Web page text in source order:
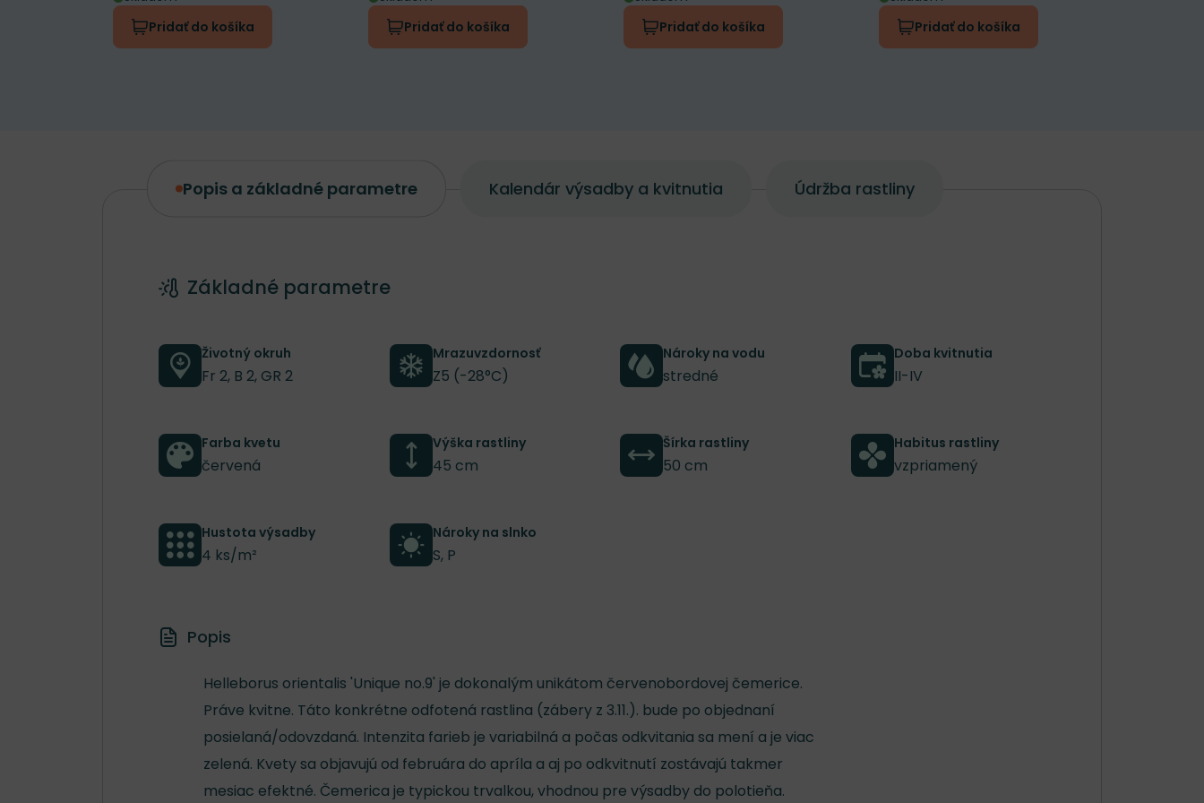
Pridať do košíka
Pridať do košíka
Pridať do košíka
Pridať do košíka
Popis a základné parametre Kalendár výsadby a kvitnutia Údržba rastliny
Popis a základné parametre
Základné parametre
Životný okruh
Fr 2, B 2, GR 2
Mrazuvzdornosť
Z5 (-28°C)
Nároky na vodu
stredné
Doba kvitnutia
II-IV
Farba kvetu
červená
Výška rastliny
45 cm
Šírka rastliny
50 cm
Habitus rastliny
vzpriamený
Hustota výsadby
4 ks/m²
Nároky na slnko
S, P
Popis
Helleborus orientalis 'Unique no.9' je dokonalým unikátom červenobordovej čemerice.
Práve kvitne. Táto konkrétne odfotená rastlina (zábery z 3.11.). bude po objednaní
posielaná/odovzdaná. Intenzita farieb je variabilná a počas odkvitania sa mení a je viac
zelená. Kvety sa objavujú od februára do apríla a aj po odkvitnutí zostávajú takmer
mesiac efektné. Čemerica je typickou trvalkou, vhodnou pre výsadby do polotieňa.